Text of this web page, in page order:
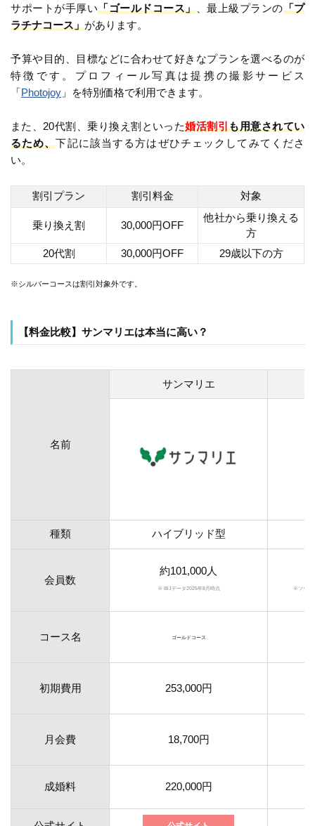
サポートが手厚い「ゴールドコース」、最上級プランの「プ
ラチナコース」があります。
予算や目的、目標などに合わせて好きなプランを選べるのが
特徴です。プロフィール写真は提携の撮影サービス
「Photojoy 」を特別価格で利用できます。
また、20代割、乗り換え割といった婚活割引も用意されてい
るため、下記に該当する方はぜひチェックしてみてくださ
い。
割引プラン 割引料金 対象
乗り換え割 30,000円OFF
他社から乗り換える
方
20代割
30,000円OFF 29歳以下の方
※シルバーコースは割引対象外です。
【料金比較】サンマリエは本当に高い？
名前
サンマリエ
種類 ハイブリッド型
会員数
約101,000人
※ IBJデータ2025年8月時点 ※ツヴァ
コース名 ゴールドコース
初期費用 253,000円
月会費 18,700円
成婚料 220,000円